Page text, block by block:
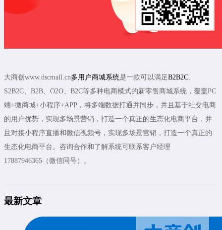
大商创www.dscmall.cn多用户商城系统是一款可以满足B2B2C
S2B2C、B2B、O2O、B2C等多种电商模式的新零售商城系统，覆盖PC
端+微商城+小程序+APP，将多端数据打通并同步，并且基于社交电商
的用户优势，实现多场景营销，打造一个真正的生态化电商平台，并
且对接小程序直播和微信视频号，实现多场景营销，打造一个真正的
生态化电商平台。咨询合作和了解系统可联系客户经理
17887946365（微信同号）。
最新文章